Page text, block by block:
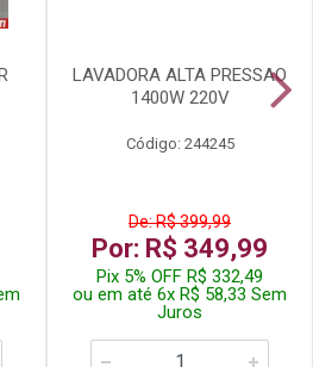
LAVADORA ALTA PRESSAO
1400W 220V
Código: 244245
De: R$ 399,99
Por: R$ 349,99
Pix 5% OFF R$ 332,49
ou em até 6x R$ 58,33 Sem
Juros